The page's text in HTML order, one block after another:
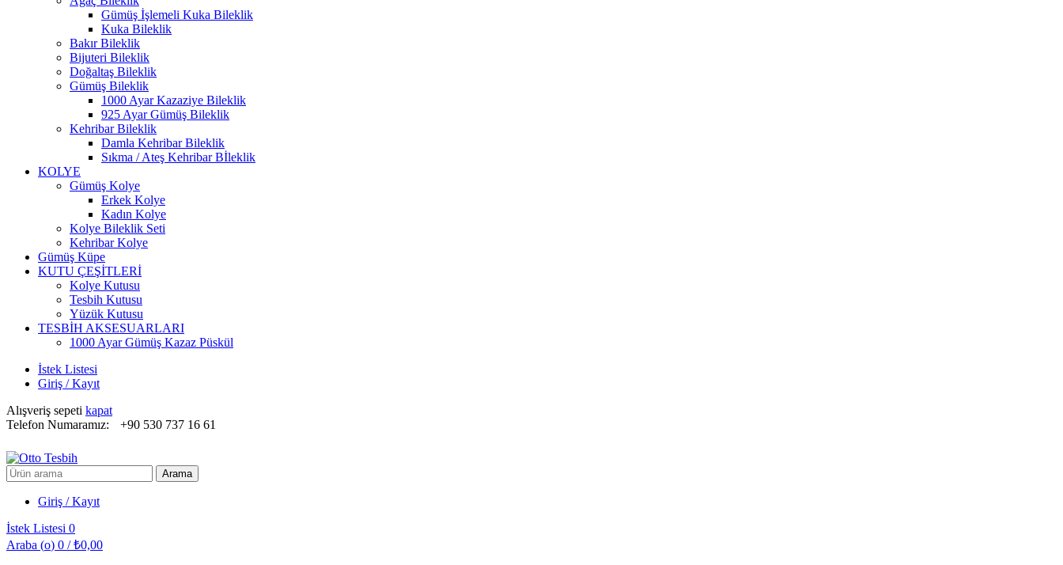
Gümüş İşlemeli Kuka Bileklik
Kuka Bileklik
Bakır Bileklik
Bijuteri Bileklik
Doğaltaş Bileklik
Gümüş Bileklik
1000 Ayar Kazaziye Bileklik
925 Ayar Gümüş Bileklik
Kehribar Bileklik
Damla Kehribar Bileklik
Sıkma / Ateş Kehribar Bİleklik
KOLYE
Gümüş Kolye
Erkek Kolye
Kadın Kolye
Kolye Bileklik Seti
Kehribar Kolye
Gümüş Küpe
KUTU ÇEŞİTLERİ
Kolye Kutusu
Tesbih Kutusu
Yüzük Kutusu
TESBİH AKSESUARLARI
1000 Ayar Gümüş Kazaz Püskül
İstek Listesi
Giriş / Kayıt
Alışveriş sepeti kapat
Telefon Numaramız:
+90 530 737 16 61
Arayın: Arama
Giriş / Kayıt
İstek Listesi 0
Araba (o) 0 / ₺0,00